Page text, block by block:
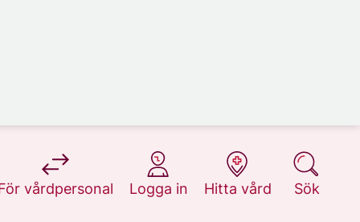
vårdpersonal
på 1177.se
Logga in
på 1177.se
Hitta vård
på 1177.se
Sök
på 1177.se